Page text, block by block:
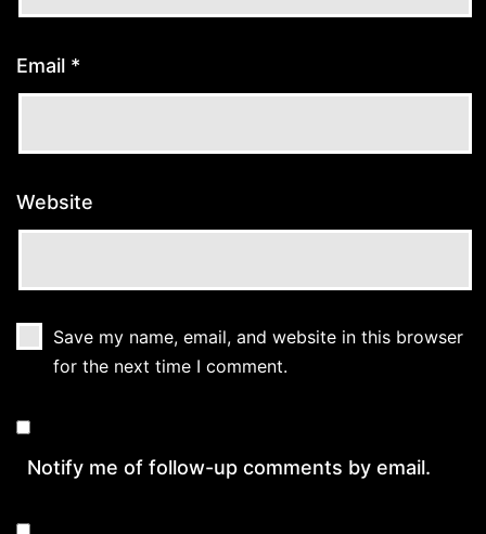
Email *
Website
Save my name, email, and website in this browser
for the next time I comment.
Notify me of follow-up comments by email.